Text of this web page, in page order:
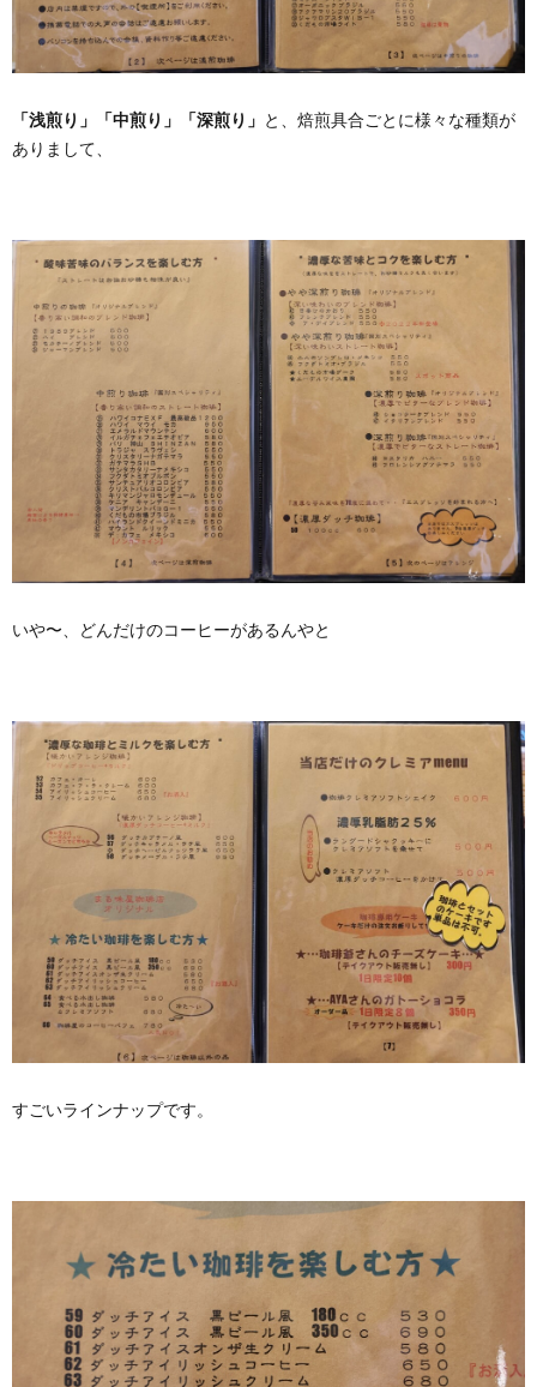
「浅煎り」「中煎り」「深煎り」 と、焙煎具合ごとに様々な種類が
ありまして、
いや〜、どんだけのコーヒーがあるんやと
すごいラインナップです。